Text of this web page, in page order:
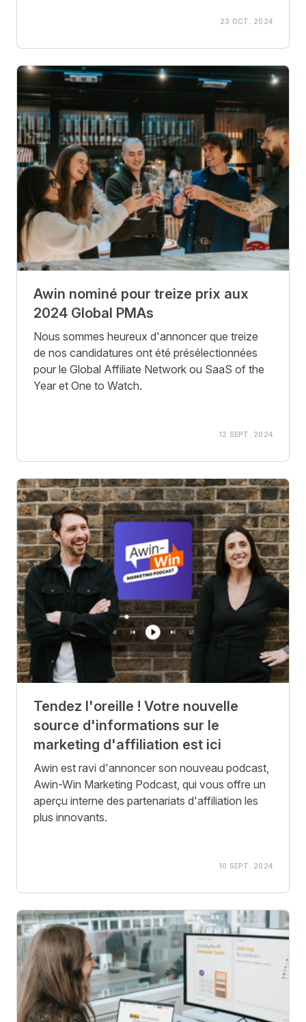
23 OCT. 2024
Awin nominé pour treize prix aux
2024 Global PMAs
Nous sommes heureux d'annoncer que treize
de nos candidatures ont été présélectionnées
pour le Global Affiliate Network ou SaaS of the
Year et One to Watch.
12 SEPT. 2024
Tendez l'oreille ! Votre nouvelle
source d'informations sur le
marketing d'affiliation est ici
Awin est ravi d'annoncer son nouveau podcast,
Awin-Win Marketing Podcast, qui vous offre un
aperçu interne des partenariats d'affiliation les
plus innovants.
10 SEPT. 2024